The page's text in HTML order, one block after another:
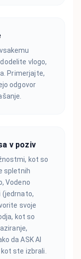
vlogo,
Primerjajte,
odgovor
v poziv
kot so
spletnih
Vodeno
(jedrnato,
svoje
kot so
da ASK AI
ste izbrali.